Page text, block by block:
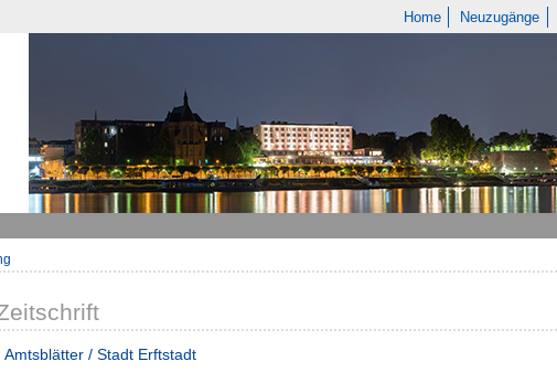
Home Neuzugänge
Amtsblätter / Stadt Erftstadt